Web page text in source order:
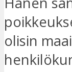
olisin